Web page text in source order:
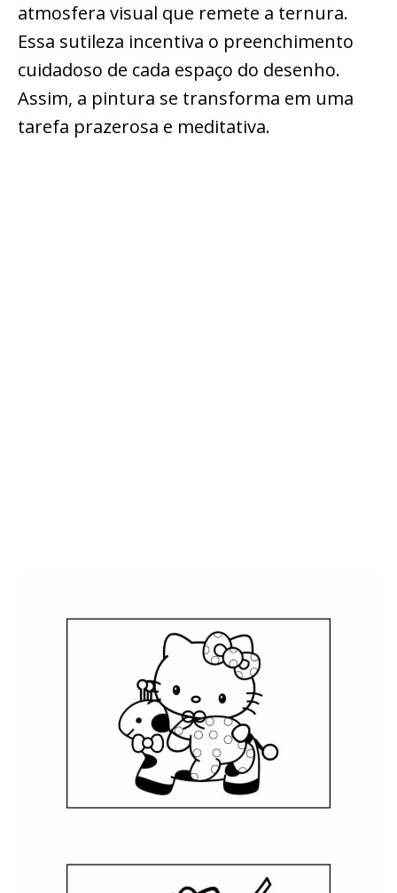
atmosfera visual que remete a ternura.
Essa sutileza incentiva o preenchimento
cuidadoso de cada espaço do desenho.
Assim, a pintura se transforma em uma
tarefa prazerosa e meditativa.